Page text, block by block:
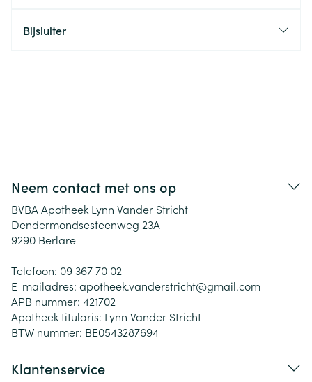
Bijsluiter
Neem contact met ons op
BVBA Apotheek Lynn Vander Stricht
Dendermondsesteenweg 23A
9290 Berlare
Telefoon: 09 367 70 02
E-mailadres: apotheek.vanderstricht@gmail.com
APB nummer: 421702
Apotheek titularis: Lynn Vander Stricht
BTW nummer: BE0543287694
Klantenservice